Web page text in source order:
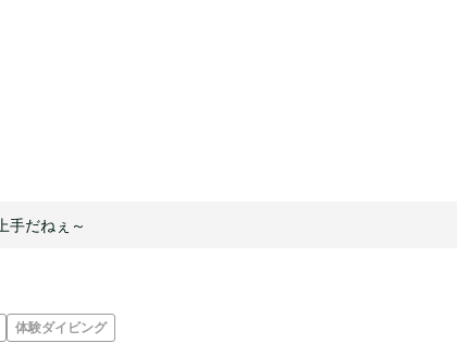
上手だねぇ～
体験ダイビング